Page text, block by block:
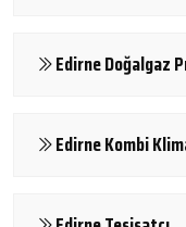
Edirne Doğalgaz
Edirne Kombi